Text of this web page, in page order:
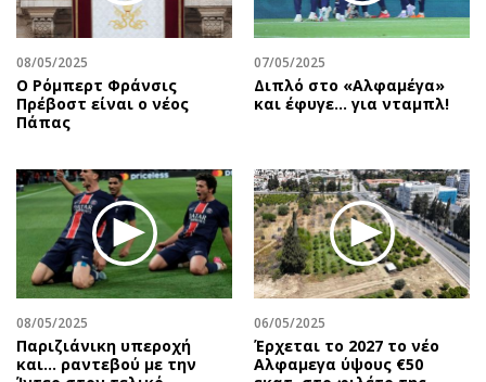
08/05/2025
Ο Ρόμπερτ Φράνσις
Πρέβοστ είναι ο νέος
Πάπας
07/05/2025
Διπλό στο «Αλφαμέγα»
και έφυγε… για νταμπλ!
08/05/2025
Παριζιάνικη υπεροχή
και... ραντεβού με την
06/05/2025
Έρχεται το 2027 το νέο
Aλφαμεγα ύψους €50